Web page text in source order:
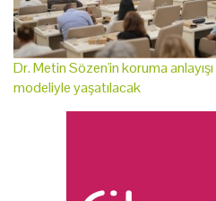
Dr. Metin Sözen'in koruma
modeliyle yaşatılacak